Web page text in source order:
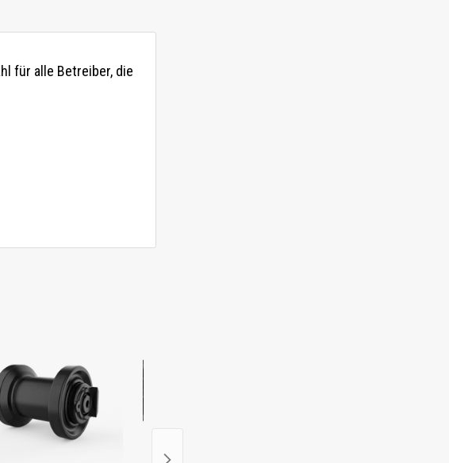
für alle Betreiber, die